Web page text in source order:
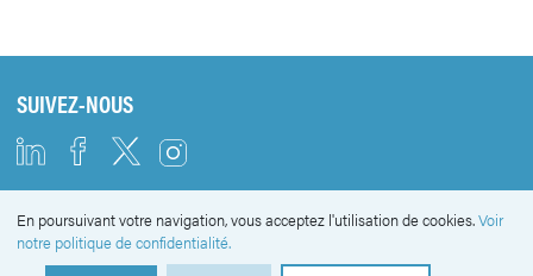
SUIVEZ-NOUS
NEWSLETTER
En poursuivant votre navigation, vous acceptez l'utilisation de cookies.Voir
notre politique de confidentialité.